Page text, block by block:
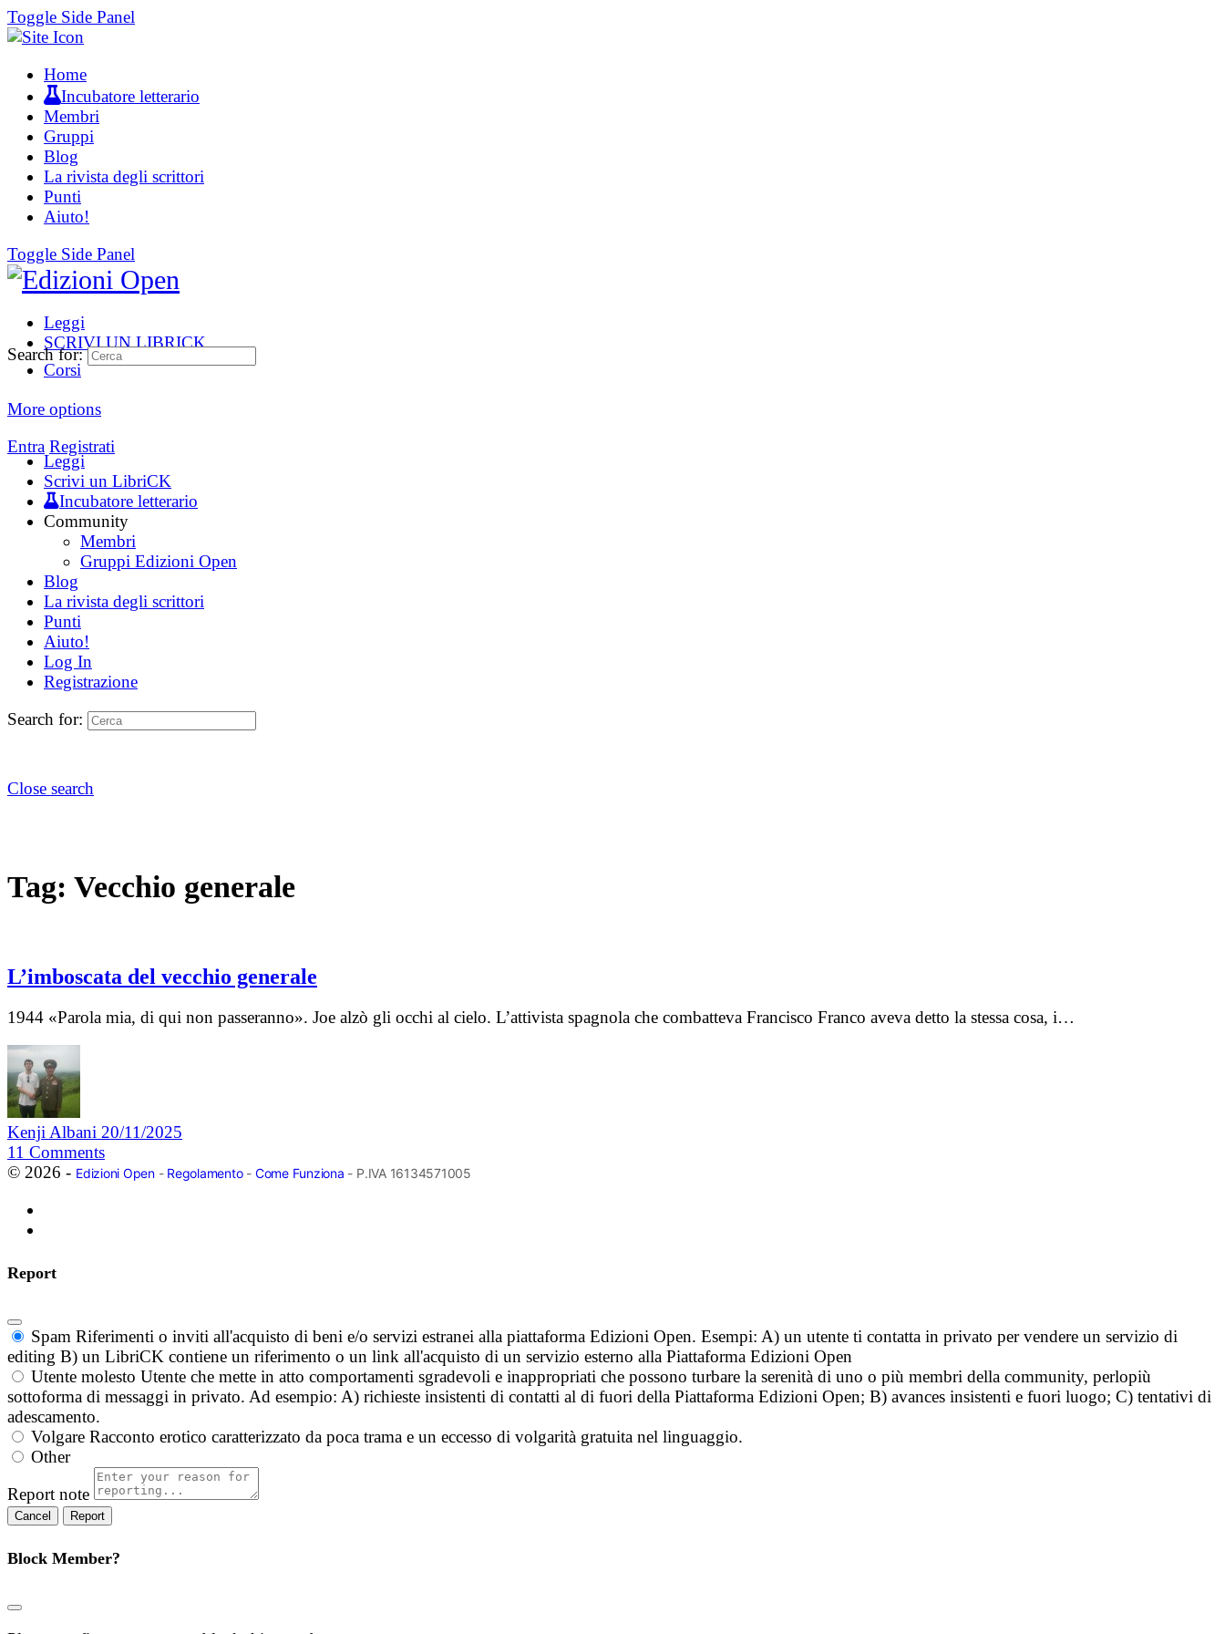
Toggle Side Panel
Home
Incubatore letterario
Membri
Gruppi
Blog
La rivista degli scrittori
Punti
Aiuto!
Toggle Side Panel
Leggi
SCRIVI UN LIBRICK
Corsi
More options
Entra Registrati
Search for:
Leggi
Scrivi un LibriCK
Incubatore letterario
Community
Membri
Gruppi Edizioni Open
Blog
La rivista degli scrittori
Punti
Aiuto!
Log In
Registrazione
Search for:
Close search
Tag: Vecchio generale
L’imboscata del vecchio generale
1944 «Parola mia, di qui non passeranno». Joe alzò gli occhi al cielo. L’attivista spagnola che combatteva Francisco Franco aveva detto la stessa cosa, i…
Kenji Albani 20/11/2025
11 Comments
© 2026 - Edizioni Open- Regolamento- Come Funziona - P.IVA 16134571005
Report
Spam Riferimenti o inviti all'acquisto di beni e/o servizi estranei alla piattaforma Edizioni Open. Esempi: A) un utente ti contatta in privato per vendere un servizio di
editing B) un LibriCK contiene un riferimento o un link all'acquisto di un servizio esterno alla Piattaforma Edizioni Open
Utente molesto Utente che mette in atto comportamenti sgradevoli e inappropriati che possono turbare la serenità di uno o più membri della community, perlopiù
sottoforma di messaggi in privato. Ad esempio: A) richieste insistenti di contatti al di fuori della Piattaforma Edizioni Open; B) avances insistenti e fuori luogo; C) tentativi di
adescamento.
Volgare Racconto erotico caratterizzato da poca trama e un eccesso di volgarità gratuita nel linguaggio.
Other
Report note
Report
Block Member?